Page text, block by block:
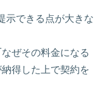
示できる点が大きな
なぜその料金になる
納得した上で契約を